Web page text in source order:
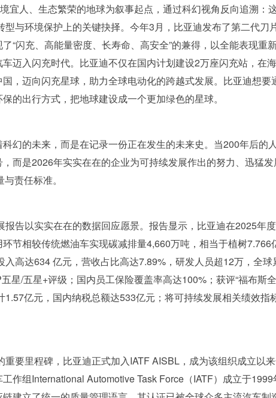
宜人、生态繁荣的地球为叙事起点，通过科幻视角反向追溯：
型与环境保护上的关键抉择。今年3月，比亚迪发布了第二代刀
“闪充、高能量密度、长寿命、高安全”的兼得，以全能表现重
迈入闪充时代。比亚迪不仅在国内计划建设2万座闪充站，在
，迈向闪充星球，助力全球电动化的跨越式发展。比亚迪想要
的出行方式，把地球建设成一个更加绿色的星球。
幻的未来，而是在记录一份正在发生的未来史。当200年后的
而是2026年实实在在的企业为可持续发展作出的努力、迅猛
责任标准。
报告以实实在在的数据回应愿景。报告显示，比亚迪在2025年
节相较传统燃油车实现碳减排量4,660万吨，相当于植树7.766
入高达634 亿元，营收占比高达7.89%，研发人员超12万，全
星/五星+评级；国内员工保险覆盖率高达100%；获评“福布斯
1.57亿元，国内纳税总额达533亿元；将可持续发展相关绩效指
重要里程碑，比亚迪正式加入IATF AISBL，成为该组织成立以
作组International Automotive Task Force（IATF）成立于